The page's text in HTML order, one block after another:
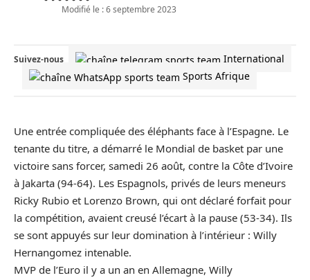
Modifié le : 6 septembre 2023
Suivez-nous
International
Sports Afrique
Une entrée compliquée des éléphants face à l’Espagne. Le
tenante du titre, a démarré le Mondial de basket par une
victoire sans forcer, samedi 26 août, contre la Côte d’Ivoire
à Jakarta (94-64). Les Espagnols, privés de leurs meneurs
Ricky Rubio et Lorenzo Brown, qui ont déclaré forfait pour
la compétition, avaient creusé l’écart à la pause (53-34). Ils
se sont appuyés sur leur domination à l’intérieur : Willy
Hernangomez intenable.
MVP de l’Euro il y a un an en Allemagne, Willy